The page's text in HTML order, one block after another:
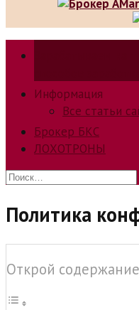
Информация
Все статьи
Брокер БКС
ЛОХОТРОНЫ
Найти:
Политика
Открой